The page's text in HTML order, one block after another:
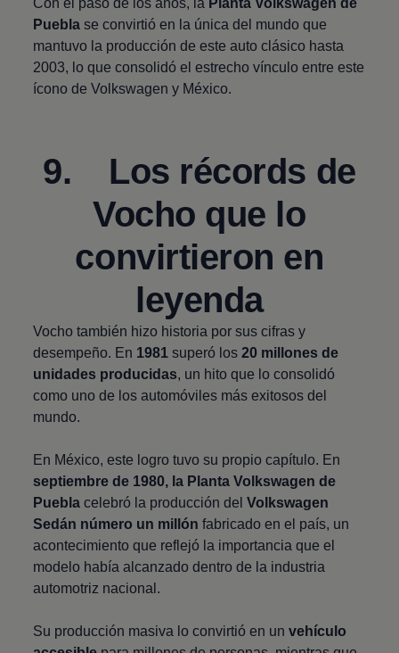
Con el paso de los años, la Planta Volkswagen de
Pueblase convirtió en la única del mundo que
mantuvo la producción de este auto clásico hasta
2003, lo que consolidó el estrecho vínculo entre este
ícono de Volkswagen y México.
9. Los récords de
Vocho que lo
convirtieron en
leyenda
Vocho también hizo historia por sus cifras y
desempeño. En 1981 superó los20 millones de
unidades producidas, un hito que lo consolidó
como uno de los automóviles más exitosos del
mundo.
En México, este logro tuvo su propio capítulo. En
septiembre de 1980, la Planta Volkswagen de
Puebla celebró la producción delVolkswagen
Sedán número un millón fabricado en el país, un
acontecimiento que reflejó la importancia que el
modelo había alcanzado dentro de la industria
automotriz nacional.
Su producción masiva lo convirtió en unvehículo